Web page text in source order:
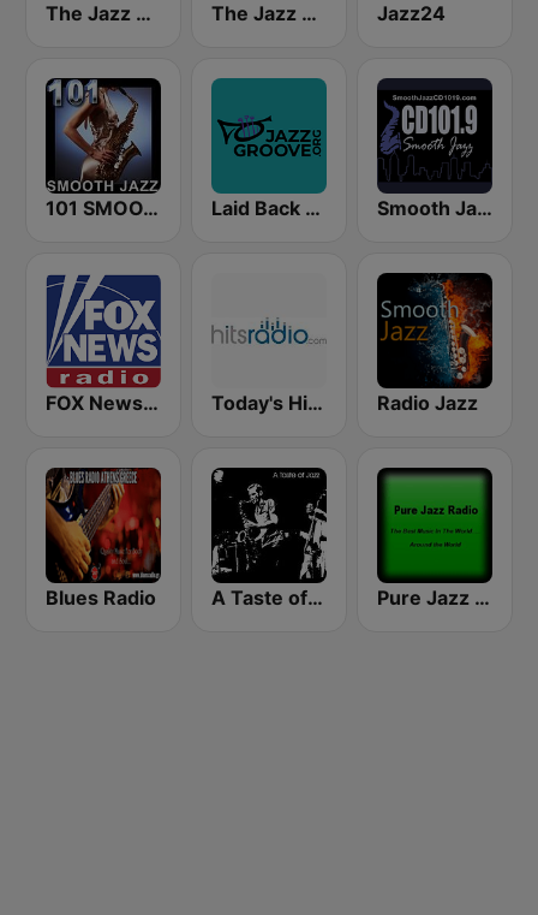
The Jazz Groove (Mix #1) The Jazz Groove Mix #2 Jazz24
101 SMOOTH JAZZ Laid Back Jazz Smooth Jazz CD 101.9 FM
FOX News Radio Today's Hits Radio Radio Jazz
Blues Radio A Taste of Jazz Pure Jazz Radio